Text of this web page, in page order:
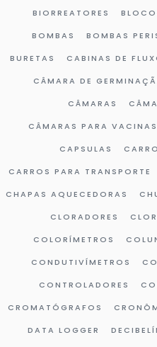
BIORREATORES
BOMBAS BOMBAS
BURETAS CABINAS DE
CÂMARA DE
CÂMARAS
CÂMARAS PARA VACINAS
CAPSULAS
CARROS PARA TRANSPORTE
CHAPAS AQUECEDORAS
CLORADORES
COLORÍMETROS
CONDUTIVÍMETROS
CONTROLADORES
CROMATÓGRAFOS
DATA LOGGER